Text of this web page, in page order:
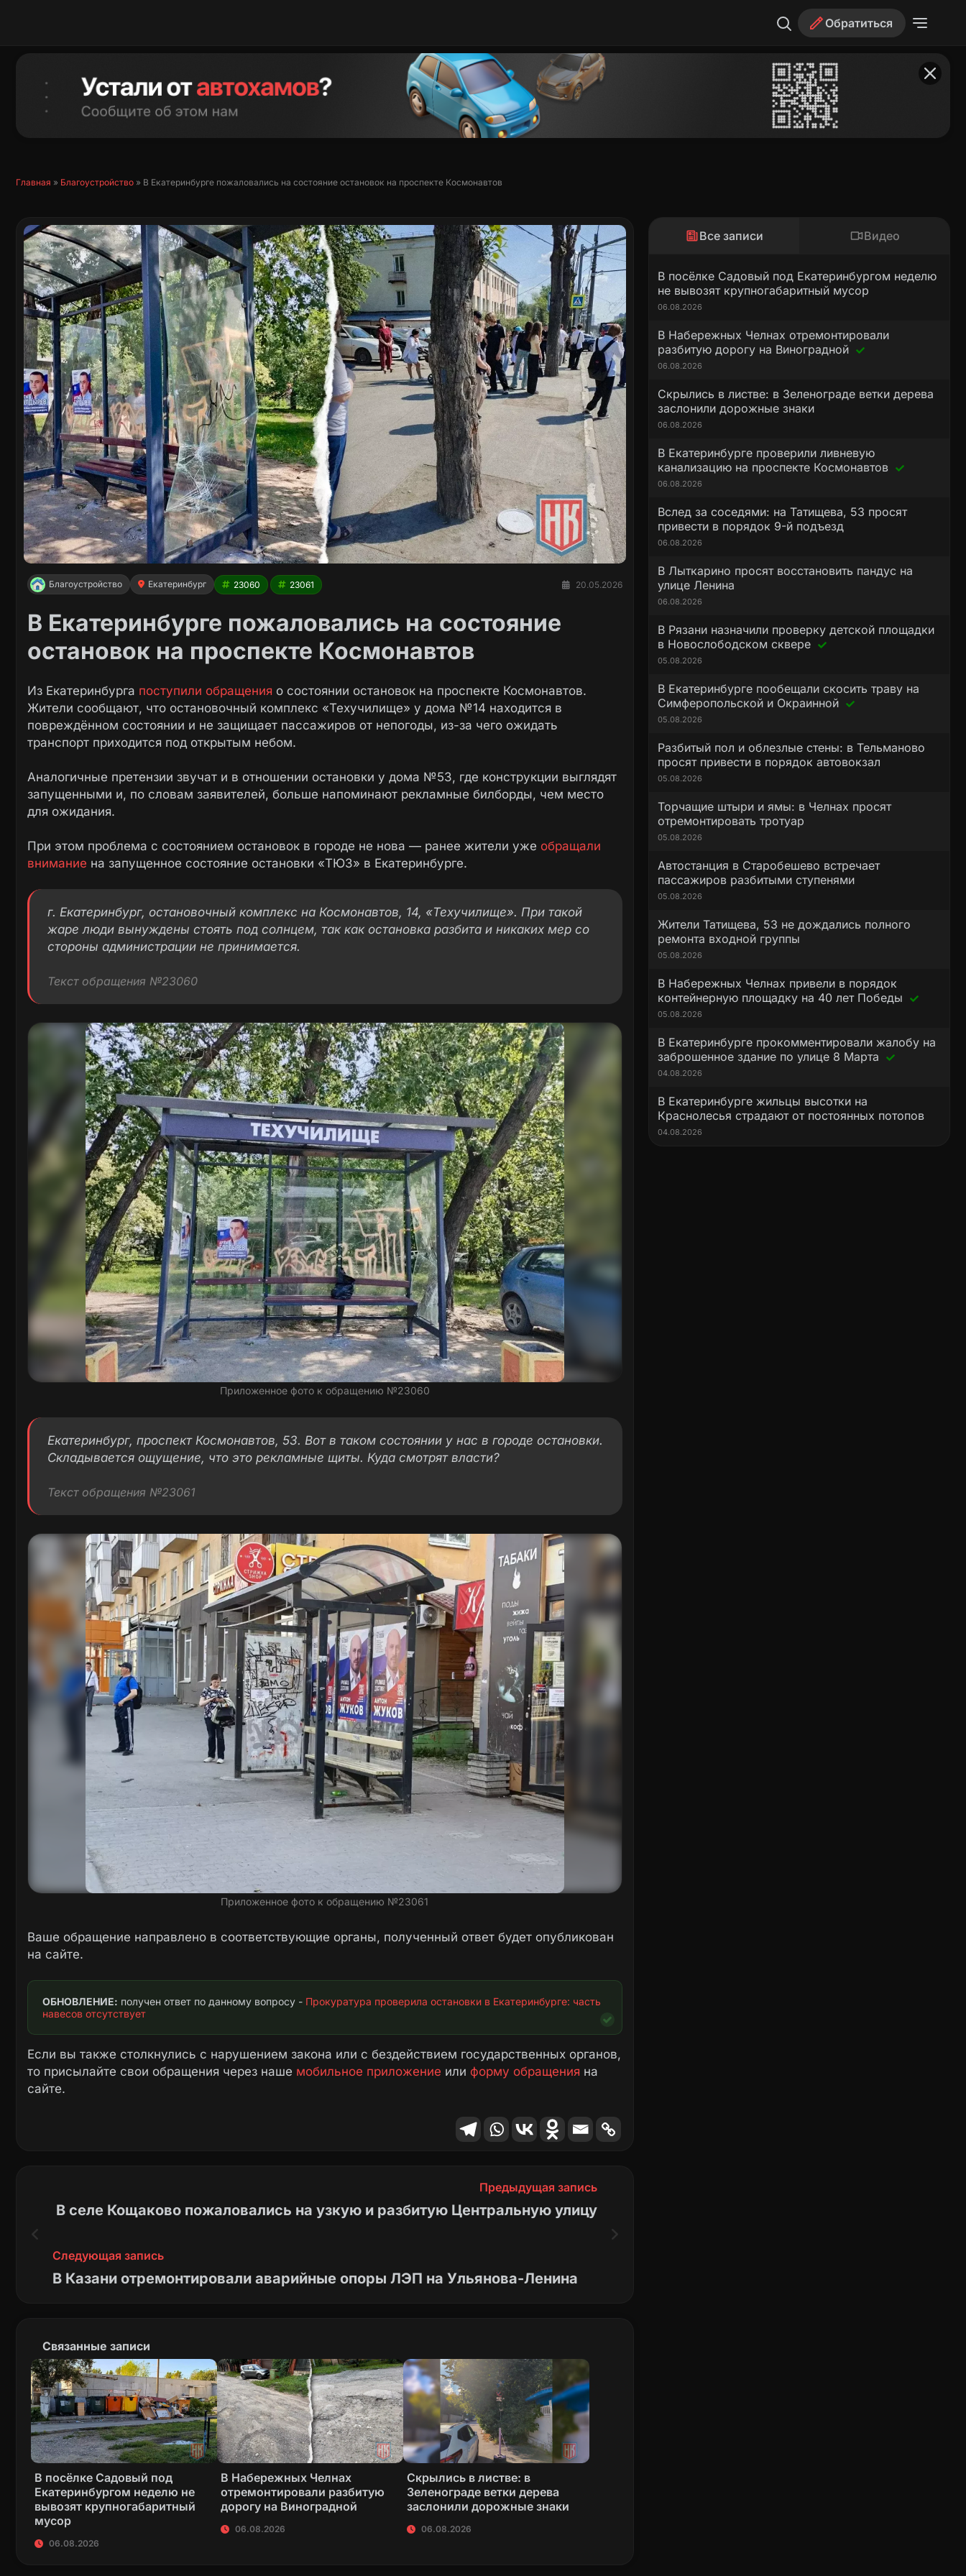
Обратиться
Главная » Благоустройство » В Екатеринбурге пожаловались на состояние остановок на проспекте Космонавтов
Благоустройство Екатеринбург 23060 23061 20.05.2026
В Екатеринбурге пожаловались на состояние
остановок на проспекте Космонавтов
Из Екатеринбурга поступили обращения о состоянии остановок на проспекте Космонавтов.
Жители сообщают, что остановочный комплекс «Техучилище» у дома №14 находится в
повреждённом состоянии и не защищает пассажиров от непогоды, из-за чего ожидать
транспорт приходится под открытым небом.
Аналогичные претензии звучат и в отношении остановки у дома №53, где конструкции выглядят
запущенными и, по словам заявителей, больше напоминают рекламные билборды, чем место
для ожидания.
При этом проблема с состоянием остановок в городе не нова — ранее жители уже обращали
внимание на запущенное состояние остановки «ТЮЗ» в Екатеринбурге.
г. Екатеринбург, остановочный комплекс на Космонавтов, 14, «Техучилище». При такой
жаре люди вынуждены стоять под солнцем, так как остановка разбита и никаких мер со
стороны администрации не принимается.
Текст обращения №23060
Приложенное фото к обращению №23060
Екатеринбург, проспект Космонавтов, 53. Вот в таком состоянии у нас в городе остановки.
Складывается ощущение, что это рекламные щиты. Куда смотрят власти?
Текст обращения №23061
Приложенное фото к обращению №23061
Ваше обращение направлено в соответствующие органы, полученный ответ будет опубликован
на сайте.
ОБНОВЛЕНИЕ: получен ответ по данному вопросу - Прокуратура проверила остановки в Екатеринбурге: часть
навесов отсутствует
Если вы также столкнулись с нарушением закона или с бездействием государственных органов,
то присылайте свои обращения через наше мобильное приложение или форму обращения на
сайте.
Предыдущая запись
В селе Кощаково пожаловались на узкую и разбитую Центральную улицу
Следующая запись
В Казани отремонтировали аварийные опоры ЛЭП на Ульянова-Ленина
Связанные записи
В посёлке Садовый под
Екатеринбургом неделю не
вывозят крупногабаритный
мусор
06.08.2026
В Набережных Челнах
отремонтировали разбитую
дорогу на Виноградной
06.08.2026
Скрылись в листве: в
Зеленограде ветки дерева
заслонили дорожные знаки
06.08.2026
Все записи Видео
В посёлке Садовый под Екатеринбургом неделю
не вывозят крупногабаритный мусор
06.08.2026
В Набережных Челнах отремонтировали
разбитую дорогу на Виноградной
06.08.2026
Скрылись в листве: в Зеленограде ветки дерева
заслонили дорожные знаки
06.08.2026
В Екатеринбурге проверили ливневую
канализацию на проспекте Космонавтов
06.08.2026
Вслед за соседями: на Татищева, 53 просят
привести в порядок 9-й подъезд
06.08.2026
В Лыткарино просят восстановить пандус на
улице Ленина
06.08.2026
В Рязани назначили проверку детской площадки
в Новослободском сквере
05.08.2026
В Екатеринбурге пообещали скосить траву на
Симферопольской и Окраинной
05.08.2026
Разбитый пол и облезлые стены: в Тельманово
просят привести в порядок автовокзал
05.08.2026
Торчащие штыри и ямы: в Челнах просят
отремонтировать тротуар
05.08.2026
Автостанция в Старобешево встречает
пассажиров разбитыми ступенями
05.08.2026
Жители Татищева, 53 не дождались полного
ремонта входной группы
05.08.2026
В Набережных Челнах привели в порядок
контейнерную площадку на 40 лет Победы
05.08.2026
В Екатеринбурге прокомментировали жалобу на
заброшенное здание по улице 8 Марта
04.08.2026
В Екатеринбурге жильцы высотки на
Краснолесья страдают от постоянных потопов
04.08.2026